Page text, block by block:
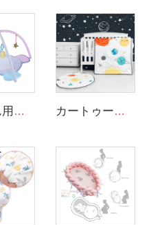
赤ちゃん用お腹ばいアクティビティマット 掛けられる感覚玩具 動物デザイン 赤ちゃん用プレイマット ジム カートゥーン スペース ベビー男の子用ベッドセット 3ピース コットベビーベッド寝具セット